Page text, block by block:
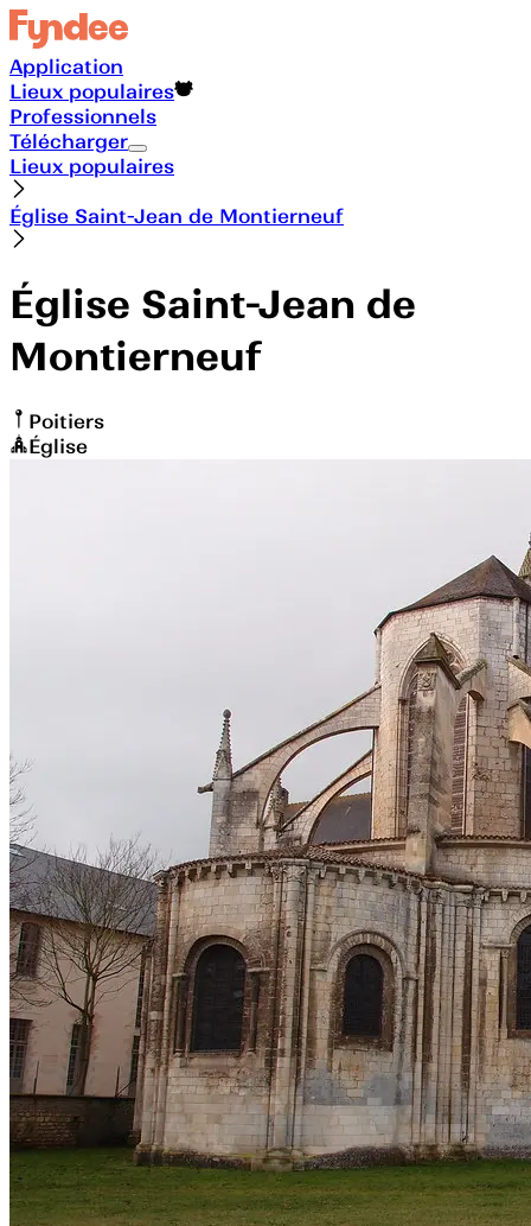
Application
Lieux populaires
Professionnels
Télécharger
Lieux populaires
Église Saint-Jean de Montierneuf
Église Saint-Jean de
Montierneuf
Poitiers
Église